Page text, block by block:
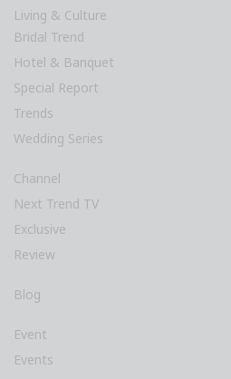
Living & Culture
Bridal Trend
Hotel & Banquet
Special Report
Trends
Wedding Series
Channel
Next Trend TV
Exclusive
Review
Blog
Event
Events